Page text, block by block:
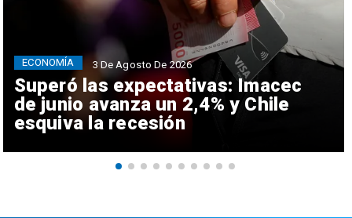
Superó las expectativas: Imacec
de junio avanza un 2,4% y Chile
esquiva la recesión
ECONOMÍA 3 De Agosto De 2026